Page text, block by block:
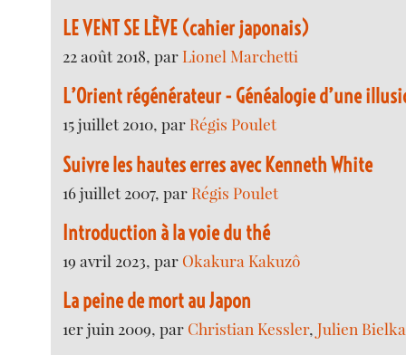
LE VENT SE LÈVE (cahier japonais)
22 août 2018, parLionel Marchetti
L’Orient régénérateur - Généalogie d’une
15 juillet 2010, par Régis Poulet
Suivre les hautes erres avec Kenneth White
16 juillet 2007, par Régis Poulet
Introduction à la voie du thé
19 avril 2023, par Okakura Kakuzô
La peine de mort au Japon
1er juin 2009, par Christian Kessler,Julien Bielka